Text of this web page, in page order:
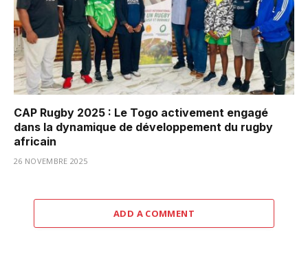
CAP Rugby 2025 : Le Togo activement engagé
dans la dynamique de développement du rugby
africain
26 NOVEMBRE 2025
ADD A COMMENT